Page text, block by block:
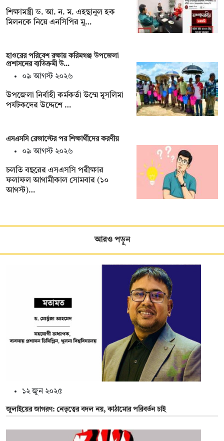
শিক্ষামন্ত্রী ড. আ. ন. ম. এহছানুল হক
মিলনকে নিয়ে এনসিপির মু…
হাওরের পরিবেশ রক্ষায় করিমগঞ্জ উপজেলা
প্রশাসনের ব্যতিক্রমী উ…
০৯ আগস্ট ২০২৬
‎উপজেলা নির্বাহী কর্মকর্তা উম্মে মুসলিমা
পর্যটকদের উদ্দেশে …
এসএসসি রেজাল্টের পর শিক্ষার্থীদের করণীয়
০৯ আগস্ট ২০২৬
চলতি বছরের এসএসসি পরীক্ষার
ফলাফল আগামীকাল সোমবার (১০
আগস্ট)…
আরও পড়ুন
১২ জুন ২০২৫
জুলাইয়ের জাগরণ: নেতৃত্বের বদল নয়, কাঠামোর পরিবর্তন চাই